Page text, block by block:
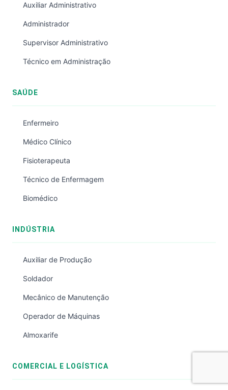
Auxiliar Administrativo
Administrador
Supervisor Administrativo
Técnico em Administração
SAÚDE
Enfermeiro
Médico Clínico
Fisioterapeuta
Técnico de Enfermagem
Biomédico
INDÚSTRIA
Auxiliar de Produção
Soldador
Mecânico de Manutenção
Operador de Máquinas
Almoxarife
COMERCIAL E LOGÍSTICA